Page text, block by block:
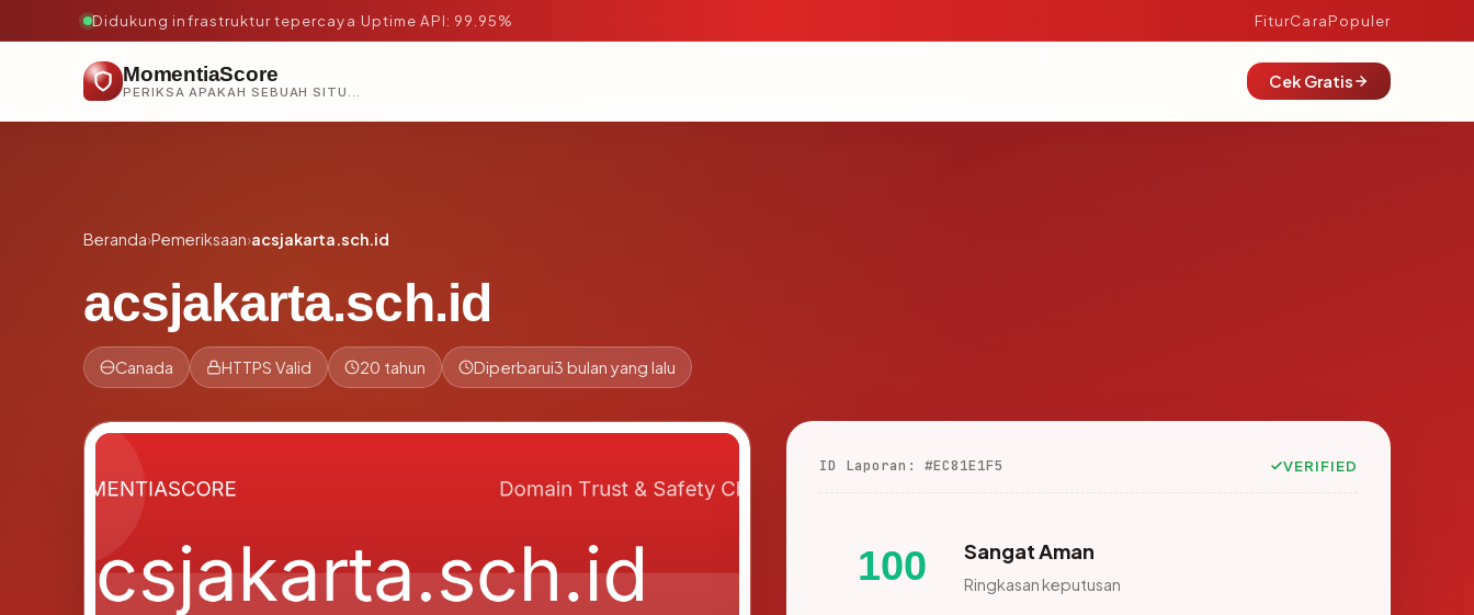
Didukung infrastruktur tepercaya·Uptime API: 99.95% FiturCaraPopuler
MomentiaScore
PERIKSA APAKAH SEBUAH SITUS AMAN, TEPERCAYA, DAN TERVERIFIKASI DALAM HITUNGAN DETIK.
Cek Gratis
Beranda›Pemeriksaan›acsjakarta.sch.id
acsjakarta.sch.id
Canada HTTPS Valid 20 tahun Diperbarui3 bulan yang lalu
ID Laporan: #EC81E1F5 VERIFIED
100 Sangat Aman
Ringkasan keputusan